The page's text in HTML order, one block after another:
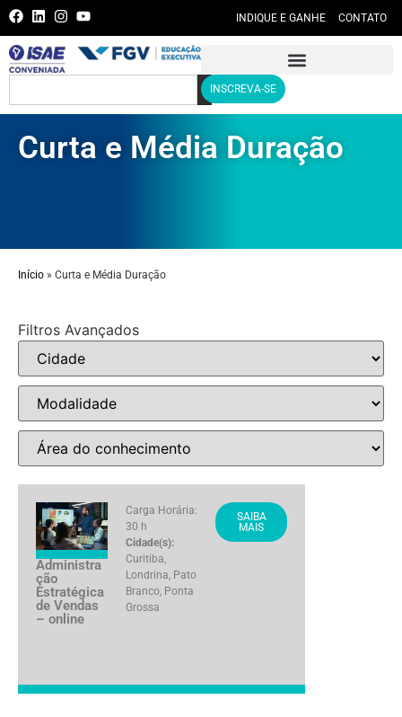
INDIQUE E GANHE CONTATO
INSCREVA-SE
Curta e Média Duração
Início » Curta e Média Duração
Filtros Avançados
Administra
ção
Estratégica
de Vendas
– online
Carga Horária:
30 h
Cidade(s):
Curitiba,
Londrina, Pato
Branco, Ponta
Grossa
SAIBA
MAIS